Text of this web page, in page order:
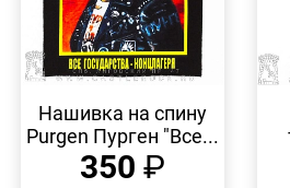
ПРОСМОТР
Нашивка на спину
Purgen Пурген "Все...
350 ₽